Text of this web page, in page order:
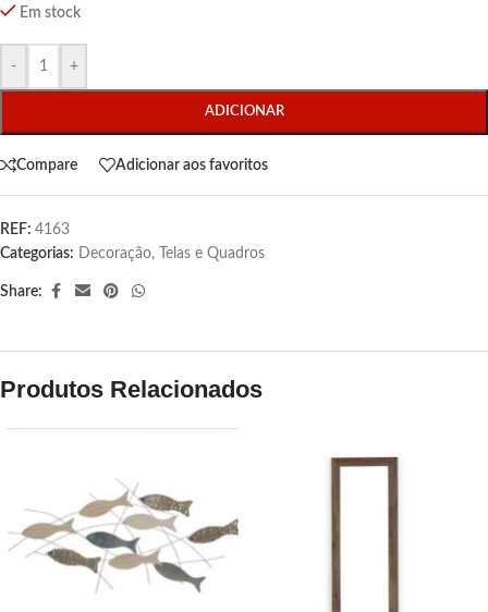
Em stock
- +
ADICIONAR
Compare Adicionar aos favoritos
REF: 4163
Categorias: Decoração, Telas e Quadros
Share:
Produtos Relacionados